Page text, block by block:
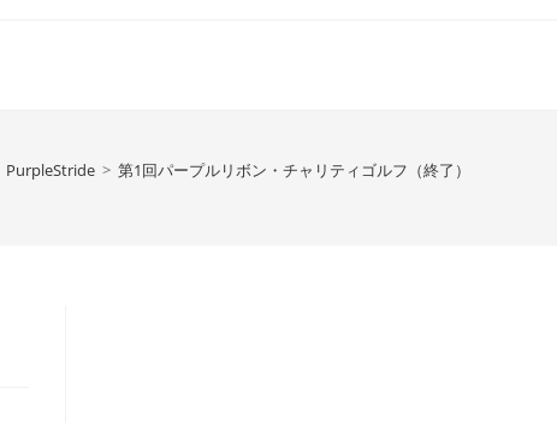
PurpleStride > 第1回パープルリボン・チャリティゴルフ（終了）